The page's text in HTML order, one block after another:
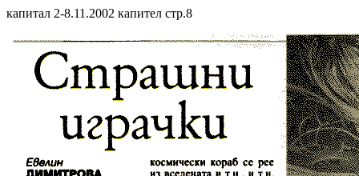
капитал 2-8.11.2002 капител стр.8